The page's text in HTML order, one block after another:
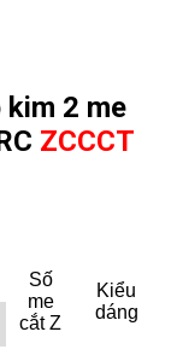
kim 2 me
ZCCCT
Số
me
cắt Z
Kiểu
dáng